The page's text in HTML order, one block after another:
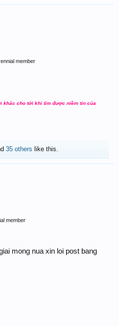
member
khác cho tới khi tìm được niềm tin của
35 others like this.
member
mong nua xin loi post bang